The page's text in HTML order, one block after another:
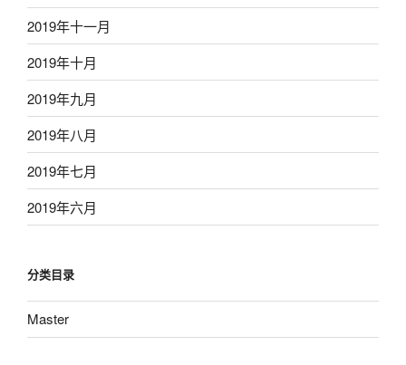
2019年十一月
2019年十月
2019年九月
2019年八月
2019年七月
2019年六月
分类目录
Master